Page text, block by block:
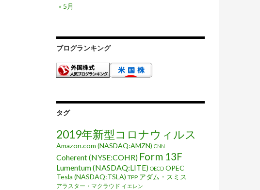
« 5月
ブログランキング
タグ
2019年新型コロナウィルス
Amazon.com (NASDAQ:AMZN) CNN
Coherent (NYSE:COHR) Form 13F
Lumentum (NASDAQ:LITE) OECD OPEC
Tesla (NASDAQ:TSLA) TPP アダム・スミス
アラスター・マクラウド イエレン